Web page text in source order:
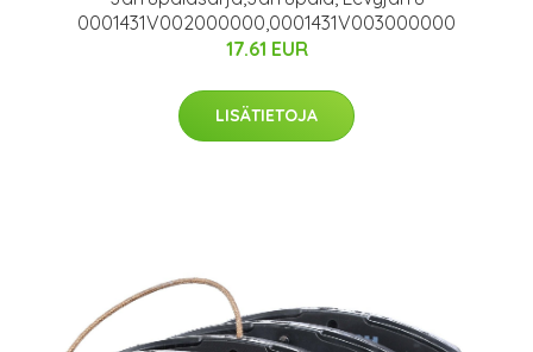
0001431V002000000,0001431V003000000
17.61 EUR
LISÄTIETOJA